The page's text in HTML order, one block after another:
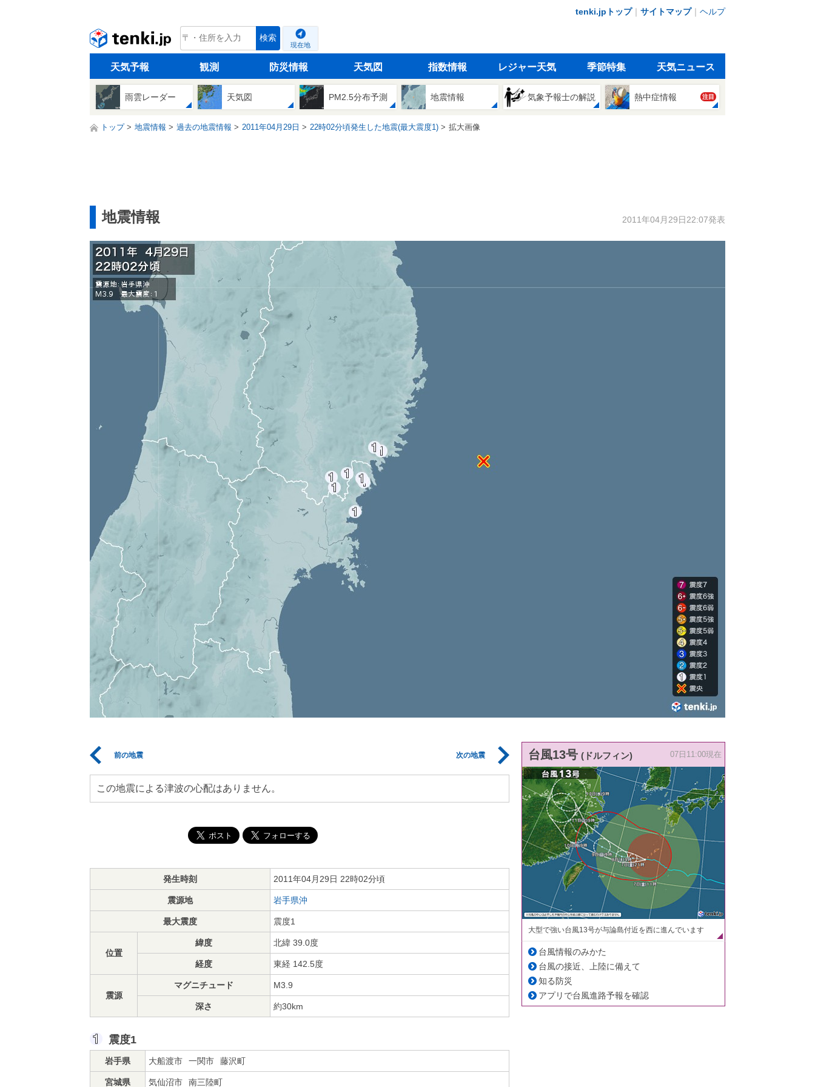
tenki.jpトップ｜ サイトマップ｜ ヘルプ
tenki.jp 検索
現在地
天気予報 観測 防災情報 天気図 指数情報 レジャー天気 季節特集 天気ニュース
雨雲レーダー 天気図 PM2.5分布予測 地震情報 気象予報士の解説 熱中症情報 注目
トップ 地震情報 過去の地震情報 2011年04月29日 22時02分頃発生した地震(最大震度1) 拡大画像
地震情報 2011年04月29日22:07発表
前の地震 次の地震
この地震による津波の心配はありません。
発生時刻 2011年04月29日 22時02分頃
震源地 岩手県沖
最大震度 震度1
位置
緯度 北緯 39.0度
経度 東経 142.5度
震源
マグニチュード M3.9
深さ 約30km
震度1
岩手県 大船渡市 一関市 藤沢町
宮城県 気仙沼市 南三陸町
台風13号 (ドルフィン) 07日11:00現在
大型で強い台風13号が与論島付近を西に進んでいます
台風情報のみかた
台風の接近、上陸に備えて
知る防災
アプリで台風進路予報を確認